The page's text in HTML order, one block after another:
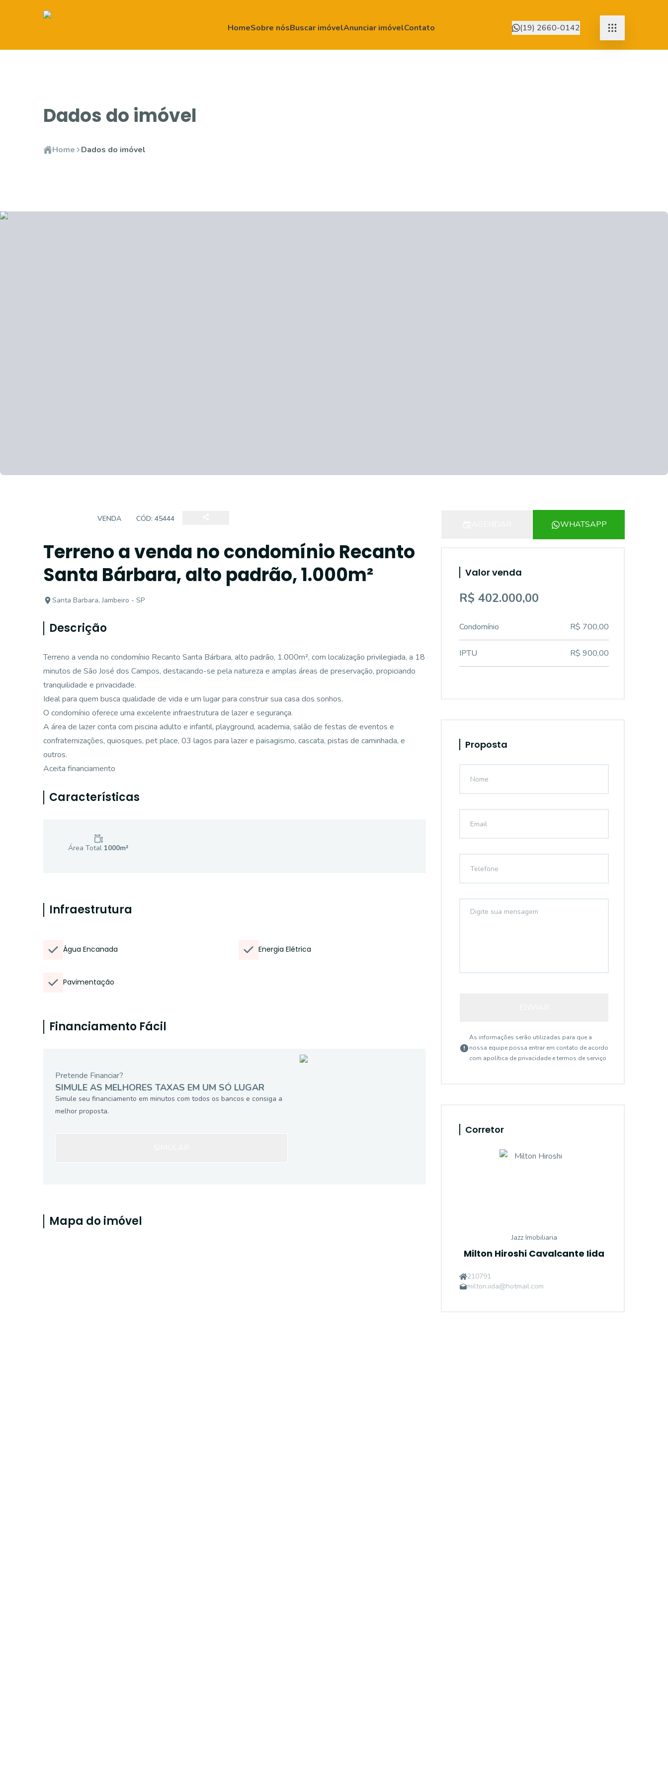
HomeSobre nósBuscar imóvelAnunciar imóvelContato (19) 2660-0142
Dados do imóvel
Home Dados do imóvel
VENDA CÓD: 45444
Terreno a venda no condomínio Recanto
Santa Bárbara, alto padrão, 1.000m²
Santa Barbara, Jambeiro - SP
Descrição
Terreno a venda no condomínio Recanto Santa Bárbara, alto padrão, 1.000m², com localização privilegiada, a 18
minutos de São José dos Campos, destacando-se pela natureza e amplas áreas de preservação, propiciando
tranquilidade e privacidade.
Ideal para quem busca qualidade de vida e um lugar para construir sua casa dos sonhos.
O condomínio oferece uma excelente infraestrutura de lazer e segurança.
A área de lazer conta com piscina adulto e infantil, playground, academia, salão de festas de eventos e
confraternizações, quiosques, pet place, 03 lagos para lazer e paisagismo, cascata, pistas de caminhada, e
outros.
Aceita financiamento
Características
Área Total 1000m²
Infraestrutura
Água Encanada Energia Elétrica
Pavimentação
Financiamento Fácil
Pretende Financiar?
SIMULE AS MELHORES TAXAS EM UM SÓ LUGAR
Simule seu financiamento em minutos com todos os bancos e consiga a
melhor proposta.
Mapa do imóvel
WHATSAPP
Valor venda
R$ 402.000,00
Condomínio R$ 700,00
IPTU R$ 900,00
Proposta
As informações serão utilizadas para que a
nossa equipe possa entrar em contato de acordo
com apolítica de privacidade e termos de serviço
Corretor
Jazz Imobiliaria
Milton Hiroshi Cavalcante Iida
210791
milton.iida@hotmail.com